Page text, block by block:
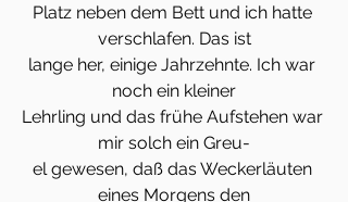
Platz neben dem Bett und ich hatte
verschlafen. Das ist
lange her, einige Jahrzehnte. Ich war
noch ein kleiner
Lehrling und das frühe Aufstehen war
mir solch ein Greu-
el gewesen, daß das Weckerläuten
eines Morgens den